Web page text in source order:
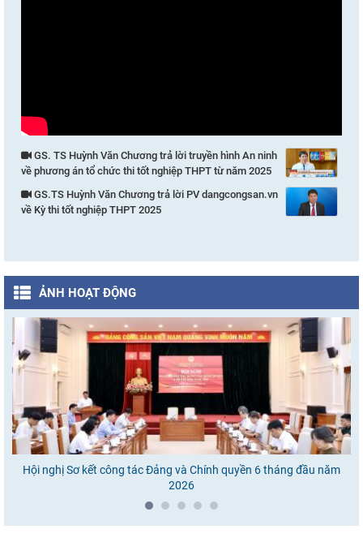
GS. TS Huỳnh Văn Chương trả lời truyền hình An ninh
về phương án tổ chức thi tốt nghiệp THPT từ năm 2025
GS.TS Huỳnh Văn Chương trả lời PV dangcongsan.vn
về Kỳ thi tốt nghiệp THPT 2025
ẢNH HOẠT ĐỘNG
Hội nghị Sơ kết công tác Đảng và Chính quyền 6 tháng đầu năm
2026